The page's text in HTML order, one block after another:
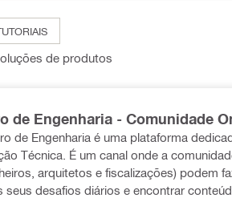
de produtos
de Engenharia - Comunidade
de Engenharia é uma plataforma
onde a comunidade dos técnicos
arquitetos e fiscalizações) podem
seus desafios diários e encontrar